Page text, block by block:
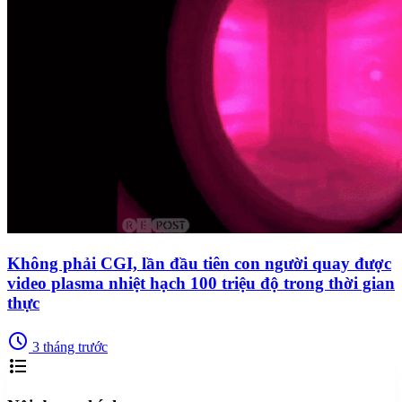
Không phải CGI, lần đầu tiên con người quay được
video plasma nhiệt hạch 100 triệu độ trong thời gian
thực
schedule 3 tháng trước
format_list_bulleted